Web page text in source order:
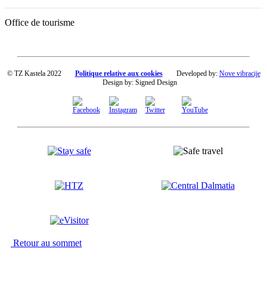
Office de tourisme
© TZ Kastela 2022 Politique relative aux cookies Developed by: Nove vibracije
Design by: Signed Design
Retour au sommet